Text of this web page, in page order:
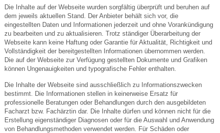
Die Inhalte auf der Webseite wurden sorgfältig überprüft und beruhen auf
dem jeweils aktuellen Stand. Der Anbieter behält sich vor, die
eingestellten Daten und Informationen jederzeit und ohne Vorankündigung
zu bearbeiten und zu aktualisieren. Trotz ständiger Überarbeitung der
Webseite kann keine Haftung oder Garantie für Aktualität, Richtigkeit und
Vollständigkeit der bereitgestellten Informationen übernommen werden.
Die auf der Webseite zur Verfügung gestellten Dokumente und Grafiken
können Ungenauigkeiten und typografische Fehler enthalten.
Die Inhalte der Webseite sind ausschließlich zu Informationszwecken
bestimmt. Die Informationen stellen in keinerweise Ersatz für
professionelle Beratungen oder Behandlungen durch den ausgebildeten
Facharzt bzw. Fachärztin dar. Die Inhalte dürfen und können nicht für die
Erstellung eigenständiger Diagnosen oder für die Auswahl und Anwendung
von Behandlungsmethoden verwendet werden. Für Schäden oder